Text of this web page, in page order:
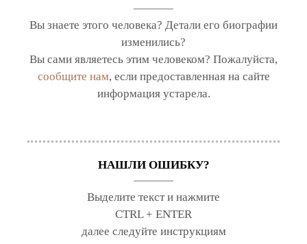
Вы знаете этого человека? Детали его биографии
изменились?
Вы сами являетесь этим человеком? Пожалуйста,
сообщите нам, если предоставленная на сайте
информация устарела.
НАШЛИ ОШИБКУ?
Выделите текст и нажмите
CTRL + ENTER
далее следуйте инструкциям